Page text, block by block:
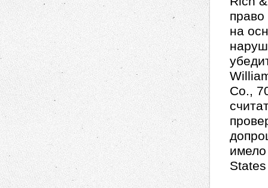
на
Co.,